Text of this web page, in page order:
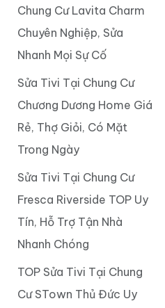
Chung Cư Lavita Charm
Chuyên Nghiệp, Sửa
Nhanh Mọi Sự Cố
Sửa Tivi Tại Chung Cư
Chương Dương Home Giá
Rẻ, Thợ Giỏi, Có Mặt
Trong Ngày
Sửa Tivi Tại Chung Cư
Fresca Riverside TOP Uy
Tín, Hỗ Trợ Tận Nhà
Nhanh Chóng
TOP Sửa Tivi Tại Chung
Cư STown Thủ Đức Uy